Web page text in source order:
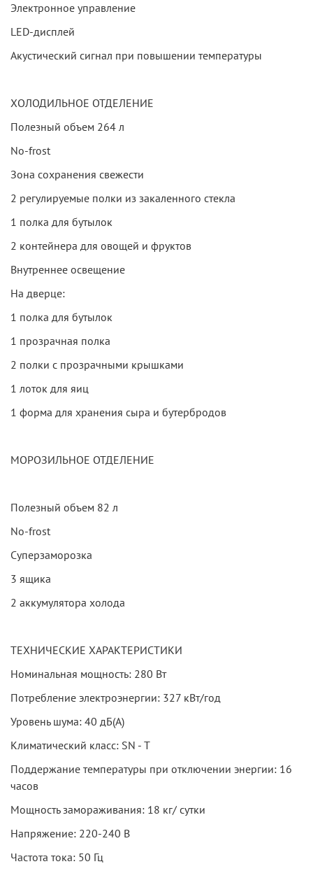
Электронное управление
LED-дисплей
Акустический сигнал при повышении температуры
ХОЛОДИЛЬНОЕ ОТДЕЛЕНИЕ
Полезный объем 264 л
No-frost
Зона сохранения свежести
2 регулируемые полки из закаленного стекла
1 полка для бутылок
2 контейнера для овощей и фруктов
Внутреннее освещение
На дверце:
1 полкa для бутылок
1 прозрачная полка
2 полки с прозрачными крышками
1 лоток для яиц
1 форма для хранения сыра и бутербродов
МОРОЗИЛЬНОЕ ОТДЕЛЕНИЕ
Полезный объем 82 л
No-frost
Суперзаморозка
3 ящика
2 аккумулятора холода
ТЕХНИЧЕСКИЕ ХАРАКТЕРИСТИКИ
Номинальная мощность: 280 Вт
Потребление электроэнергии: 327 кВт/год
Уровень шума: 40 дБ(А)
Климатический класс: SN - T
Поддержание температуры при отключении энергии: 16
часов
Мощность замораживания: 18 кг/ сутки
Напряжение: 220-240 В
Частота тока: 50 Гц